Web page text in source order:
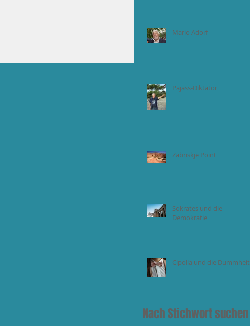
Mario Adorf
Pajass-Diktator
Zabriskje Point
Sokrates und die
Demokratie
Cipolla und die Dummheit
Nach Stichwort suchen